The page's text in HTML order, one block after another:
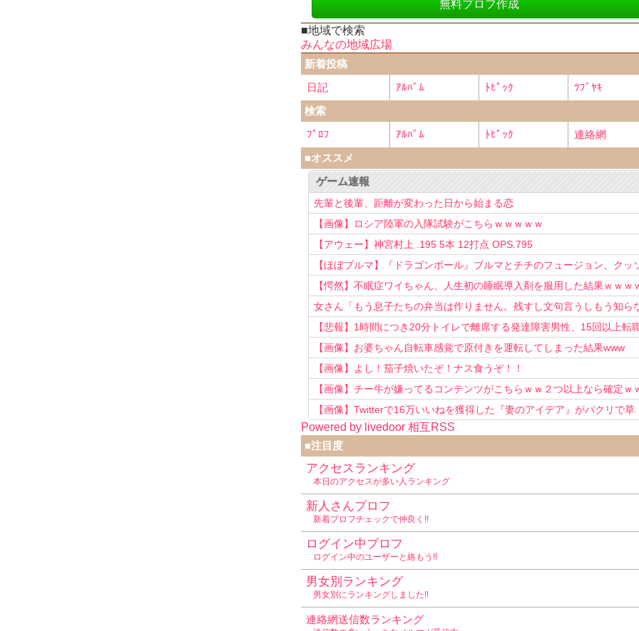
無料プロフ作成
■地域で検索
みんなの地域広場
新着投稿
日記
ｱﾙﾊﾞﾑ ﾄﾋﾟｯｸ
ﾂﾌﾞﾔｷ
検索
ﾌﾟﾛﾌ
ｱﾙﾊﾞﾑ ﾄﾋﾟｯｸ
連絡網
■オススメ
ゲーム速報
先輩と後輩、距離が変わった日から始まる恋
【画像】ロシア陸軍の入隊試験がこちらｗｗｗｗｗ
【アウェー】神宮村上 .195 5本 12打点 OPS.795
【ほぼブルマ】『ドラゴンボール』ブルマとチチのフュージョン、クッ
可愛すぎるwwwwwww
【愕然】不眠症ワイちゃん、人生初の睡眠導入剤を服用した結果ｗｗｗ
女さん「もう息子たちの弁当は作りません。残すし文句言うしもう知ら
い！」
【悲報】1時間につき20分トイレで離席する発達障害男性、15回以上転
を重ねてしまう
【画像】お婆ちゃん自転車感覚で原付きを運転してしまった結果www
【画像】よし！茄子焼いたぞ！ナス食うぞ！！
【画像】チー牛が嫌ってるコンテンツがこちらｗｗ２つ以上なら確定ｗ
【画像】Twitterで16万いいねを獲得した『妻のアイデア』がパクリで草
www
Powered by livedoor 相互RSS
■注目度
アクセスランキング
本日のアクセスが多い人ランキング
新人さんプロフ
新着プロフチェックで仲良く!!
ログイン中プロフ
ログイン中のユーザーと絡もう!!
男女別ランキング
男女別にランキングしました!!
連絡網送信数ランキング